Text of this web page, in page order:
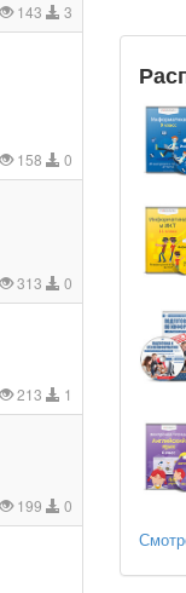
143 3
158 0
313 0
213 1
199 0